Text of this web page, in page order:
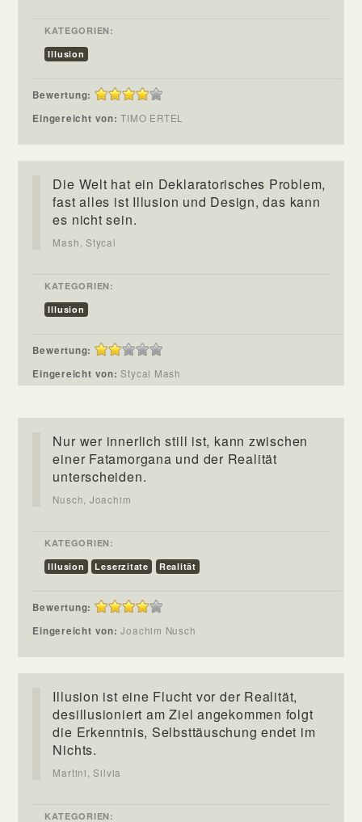
KATEGORIEN:
Illusion
Bewertung:
Eingereicht von:TIMO ERTEL
Die Welt hat ein Deklaratorisches Problem,
fast alles ist Illusion und Design, das kann
es nicht sein.
Mash, Stycal
KATEGORIEN:
Illusion
Bewertung:
Eingereicht von:Stycal Mash
Nur wer innerlich still ist, kann zwischen
einer Fatamorgana und der Realität
unterscheiden.
Nusch, Joachim
KATEGORIEN:
Illusion
Leserzitate Realität
Bewertung:
Eingereicht von:Joachim Nusch
Illusion ist eine Flucht vor der Realität,
desillusioniert am Ziel angekommen folgt
die Erkenntnis, Selbsttäuschung endet im
Nichts.
Martini, Silvia
KATEGORIEN: